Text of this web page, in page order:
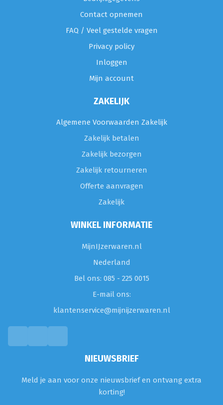
Contact opnemen
FAQ / Veel gestelde vragen
Privacy policy
Inloggen
Mijn account
ZAKELIJK
Algemene Voorwaarden Zakelijk
Zakelijk betalen
Zakelijk bezorgen
Zakelijk retourneren
Offerte aanvragen
Zakelijk
WINKEL INFORMATIE
MijnIJzerwaren.nl
Nederland
Bel ons: 085 - 225 0015
E-mail ons:
klantenservice@mijnijzerwaren.nl
NIEUWSBRIEF
Meld je aan voor onze nieuwsbrief en ontvang extra
korting!